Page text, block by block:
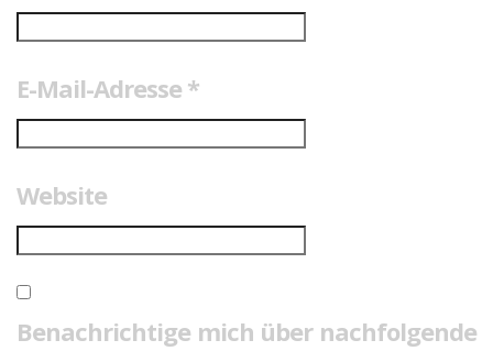
E-Mail-Adresse *
Website
Benachrichtige mich über nachfolgende